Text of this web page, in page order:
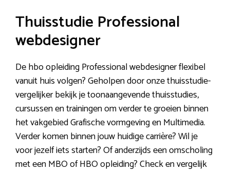
Thuisstudie Professional
webdesigner
De hbo opleiding Professional webdesigner flexibel
vanuit huis volgen? Geholpen door onze thuisstudie-
vergelijker bekijk je toonaangevende thuisstudies,
cursussen en trainingen om verder te groeien binnen
het vakgebied Grafische vormgeving en Multimedia.
Verder komen binnen jouw huidige carrière? Wil je
voor jezelf iets starten? Of anderzijds een omscholing
met een MBO of HBO opleiding? Check en vergelijk